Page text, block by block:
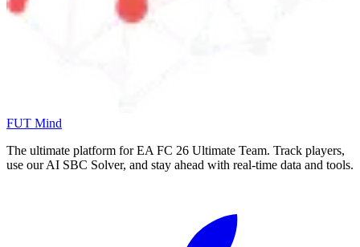
FUT Mind
The ultimate platform for EA FC 26 Ultimate Team. Track players,
use our AI SBC Solver, and stay ahead with real-time data and tools.